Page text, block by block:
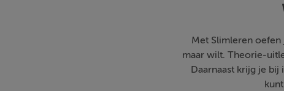
Met Slimleren
maar wilt. Theorie-
Daarnaast krijg je